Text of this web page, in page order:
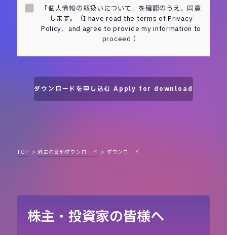
「個人情報の取扱いについて」を確認のうえ、同意
します。（I have read the terms of Privacy
Policy，and agree to provide my information to
proceed.）
TOP 過去の資料ダウンロード ダウンロード
株主・投資家の皆様へ